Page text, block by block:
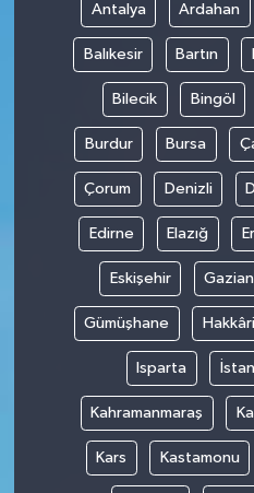
Antalya Ardahan
Balıkesir Bartın
Bilecik Bingöl
Burdur Bursa
Çorum Denizli
Edirne Elazığ
Eskişehir
Gümüşhane Hakkâri
Isparta
Kahramanmaraş
Kars Kastamonu